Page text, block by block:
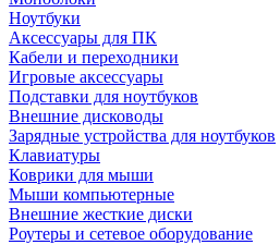
Ноутбуки
Аксессуары для ПК
Кабели и переходники
Игровые аксессуары
Подставки для ноутбуков
Внешние дисководы
Зарядные устройства для ноутбуков
Клавиатуры
Коврики для мыши
Мыши компьютерные
Внешние жесткие диски
Роутеры и сетевое оборудование